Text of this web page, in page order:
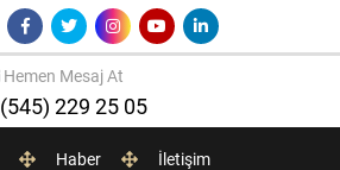
Hemen Mesaj At
229 25 05
Haber İletişim